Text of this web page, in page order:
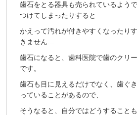
歯石をとる器具も売られているよう
つけてしまったりすると
かえって汚れが付きやすくなったり
きません…
歯石になると、歯科医院で歯のクリ
です。
歯石も目に見えるだけでなく、歯ぐ
っていることがあるので、
そうなると、自分ではどうすること